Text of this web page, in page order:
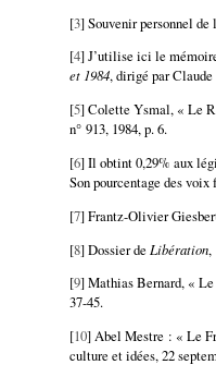
[3] Souvenir personnel de
[4] J’utilise ici le
et 1984, dirigé par
[5] Colette Ysmal, « Le
n° 913, 1984, p. 6.
[6] Il obtint 0,29% aux
Son pourcentage des
[7] Frantz-Olivier
[8] Dossier de Libération,
[9] Mathias Bernard, «
37-45.
[10] Abel Mestre : « Le
culture et idées, 22